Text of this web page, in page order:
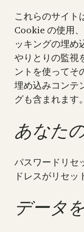
これらのサイト
Cookie の使用
ッキングの埋め
やりとりの監視
ントを使ってそ
埋め込みコンテ
グも含まれます。
あなた
パスワードリセ
ドレスがリセッ
データ